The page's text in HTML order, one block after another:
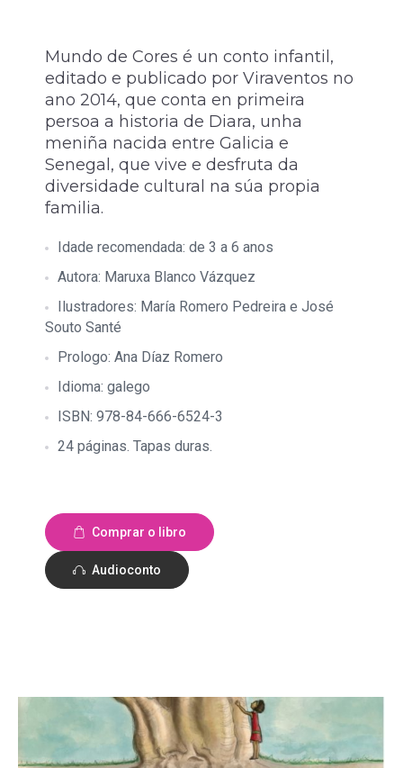
Mundo de Cores é un conto infantil,
editado e publicado por Viraventos no
ano 2014, que conta en primeira
persoa a historia de Diara, unha
meniña nacida entre Galicia e
Senegal, que vive e desfruta da
diversidade cultural na súa propia
familia.
Idade recomendada: de 3 a 6 anos
Autora: Maruxa Blanco Vázquez
Ilustradores: María Romero Pedreira e José
Souto Santé
Prologo: Ana Díaz Romero
Idioma: galego
ISBN: 978-84-666-6524-3
24 páginas. Tapas duras.
Comprar o libro
Audioconto